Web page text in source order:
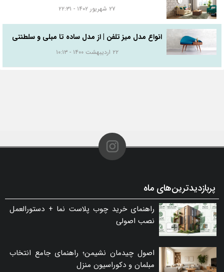
۲۷ شهریور ۱۴۰۲ - ۲۲:۳۱
انواع مدل میز تلفن | از مدل ساده تا مبلی و سلطنتی
۲۲ اردیبهشت ۱۴۰۰ - ۱۰:۱۳
پربازدیدترین‌های ماه
راهنمای خرید چوب پلاست نما + دستورالعمل
نصب اصولی
اصول چیدمان نشیمن؛ راهنمای جامع انتخاب
مبلمان و دکوراسیون منزل